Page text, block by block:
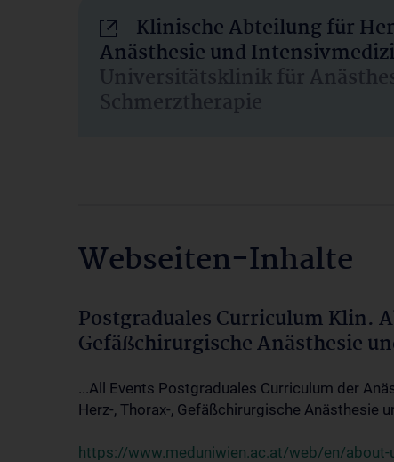
Klinische Abteilung für
Anästhesie und
Universitätsklinik für
Schmerztherapie
Webseiten-Inhalte
Postgraduales Curriculum Klin.
Gefäßchirurgische Anästhesie
...All Events Postgraduales Curriculum der
Herz-, Thorax-, Gefäßchirurgische Anästhesie
https://www.meduniwien.ac.at/web/en/